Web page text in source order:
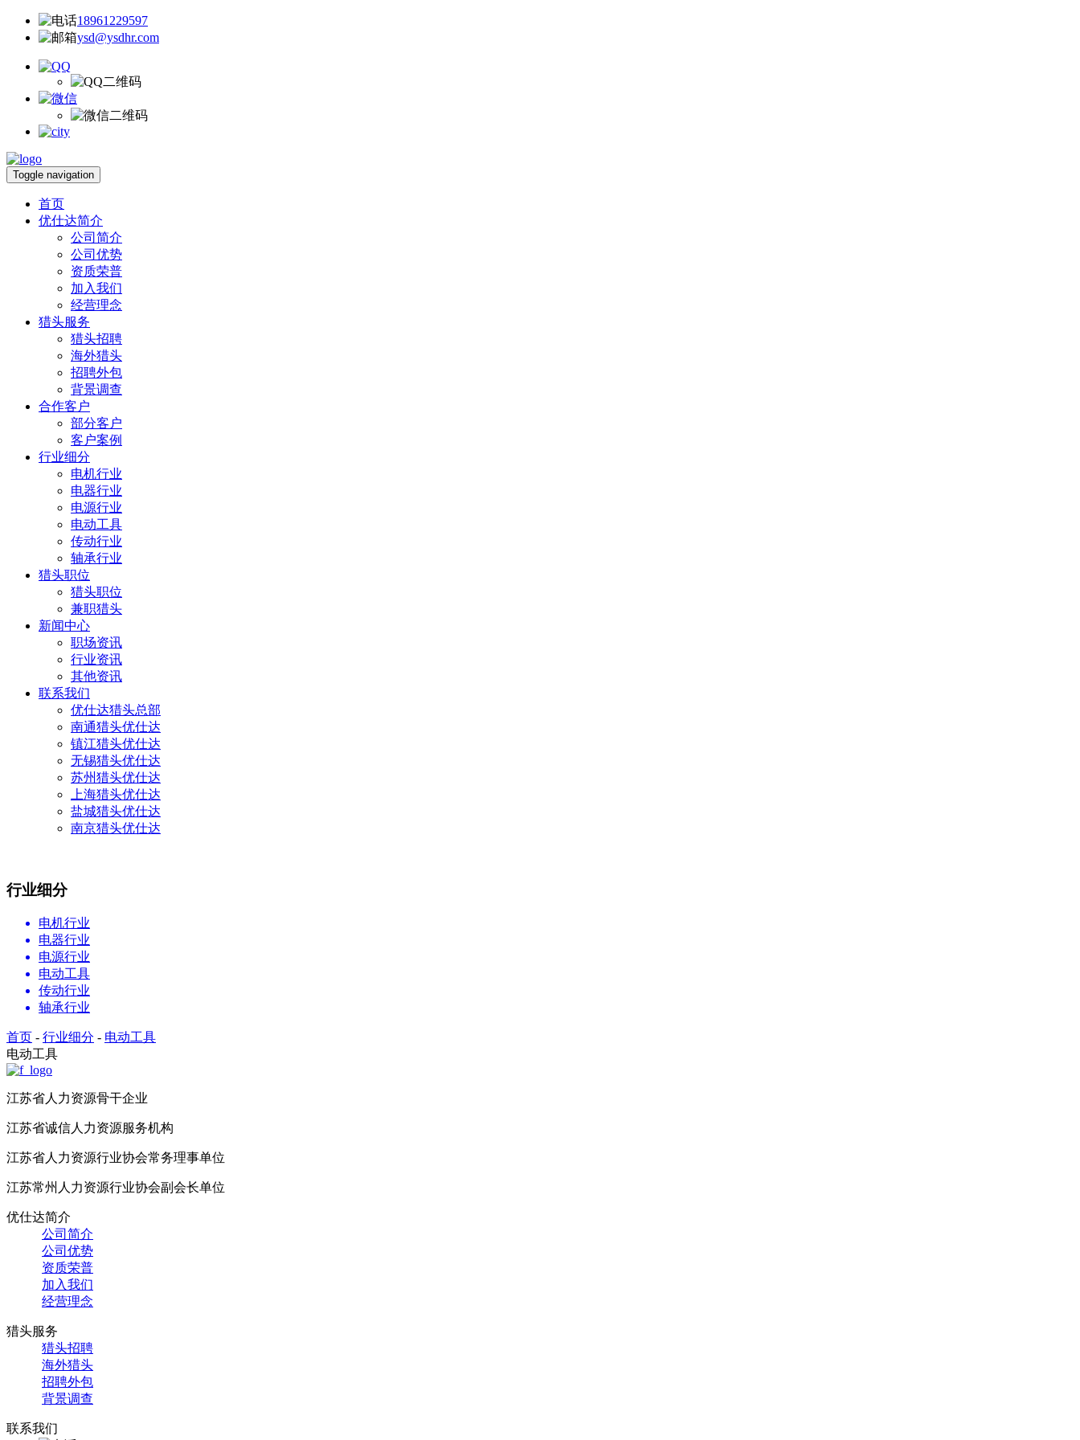
18961229597
ysd@ysdhr.com
Toggle navigation
首页
优仕达简介
公司简介
公司优势
资质荣普
加入我们
经营理念
猎头服务
猎头招聘
海外猎头
招聘外包
背景调查
合作客户
部分客户
客户案例
行业细分
电机行业
电器行业
电源行业
电动工具
传动行业
轴承行业
猎头职位
猎头职位
兼职猎头
新闻中心
职场资讯
行业资讯
其他资讯
联系我们
优仕达猎头总部
南通猎头优仕达
镇江猎头优仕达
无锡猎头优仕达
苏州猎头优仕达
上海猎头优仕达
盐城猎头优仕达
南京猎头优仕达
行业细分
电机行业
电器行业
电源行业
电动工具
传动行业
轴承行业
首页 - 行业细分 - 电动工具
电动工具
江苏省人力资源骨干企业
江苏省诚信人力资源服务机构
江苏省人力资源行业协会常务理事单位
江苏常州人力资源行业协会副会长单位
优仕达简介
公司简介
公司优势
资质荣普
加入我们
经营理念
猎头服务
猎头招聘
海外猎头
招聘外包
背景调查
联系我们